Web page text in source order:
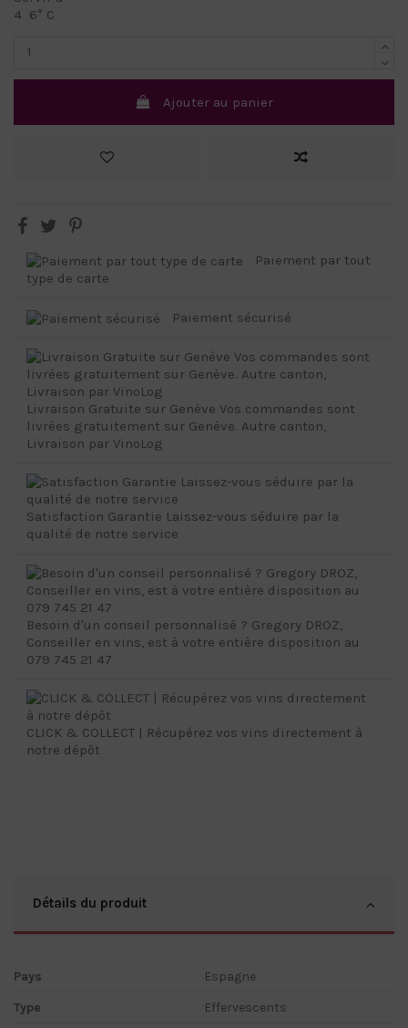
4  6° C
Ajouter au panier
Paiement par tout
type de carte
Paiement sécurisé
Livraison Gratuite sur Genève Vos commandes sont
livrées gratuitement sur Genève. Autre canton,
Livraison par VinoLog
Satisfaction Garantie Laissez-vous séduire par la
qualité de notre service
Besoin d'un conseil personnalisé ? Gregory DROZ,
Conseiller en vins, est à votre entière disposition au
079 745 21 47
CLICK & COLLECT | Récupérez vos vins directement à
notre dépôt
Détails du produit
Pays
Espagne
Type
Effervescents